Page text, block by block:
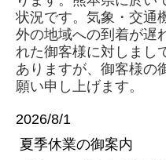
新卒採用
クリーンルーム内無塵衣
クリーンルーム内無塵衣
状況です。気象・交通
外の地域への到着が遅
れた御客様に対しまし
ありますが、御客様の
願い申し上げます。
2026/8/1
夏季休業の御案内